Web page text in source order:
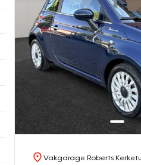
Vakgarage Roberts